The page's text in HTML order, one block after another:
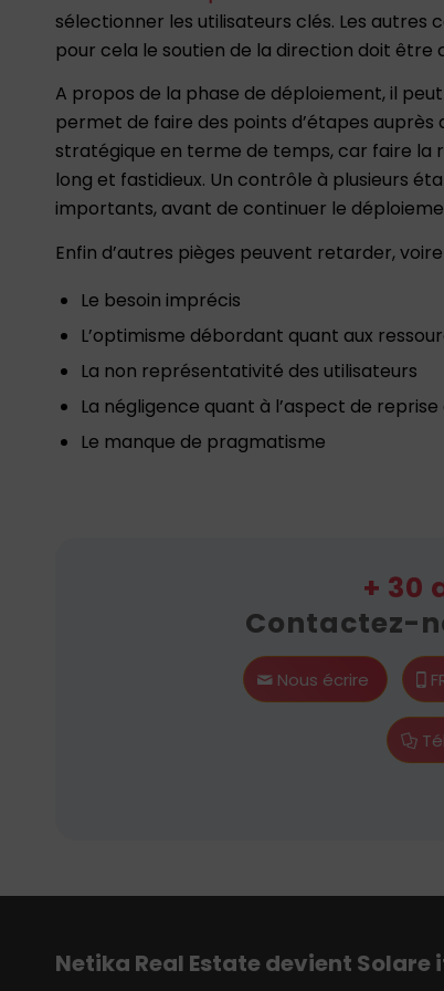
sélectionner les utilisateurs clés. Les
pour cela le soutien de la direction doit être
A propos de la phase de déploiement, il
permet de faire des points d’étapes
stratégique en terme de temps, car faire la
long et fastidieux. Un contrôle à plusieurs
importants, avant de continuer le
Enfin d’autres pièges peuvent retarder,
Le besoin imprécis
L’optimisme débordant quant aux
La non représentativité des utilisateurs
La négligence quant à l’aspect de
Le manque de pragmatisme
+ 30
Contactez-
Nous écrire
Netika Real Estatedevient Solarei